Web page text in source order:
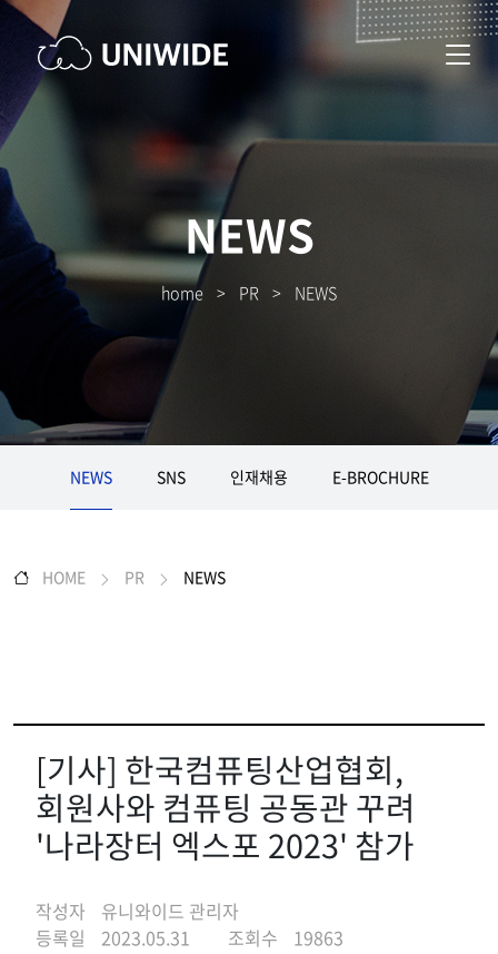
NEWS
home > PR > NEWS
NEWS SNS 인재채용 E-BROCHURE
HOME PR NEWS
[기사] 한국컴퓨팅산업협회,
회원사와 컴퓨팅 공동관 꾸려
'나라장터 엑스포 2023' 참가
작성자
유니와이드 관리자
등록일
2023.05.31 조회수 19863